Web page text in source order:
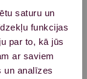
saturu un
funkcijas
par to, kā jūs
ar saviem
un analīzes